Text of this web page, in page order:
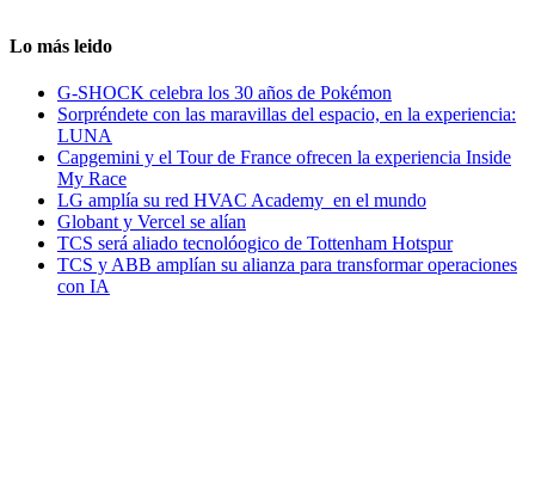
Lo más leido
G-SHOCK celebra los 30 años de Pokémon
Sorpréndete con las maravillas del espacio, en la experiencia:
LUNA
Capgemini y el Tour de France ofrecen la experiencia Inside
My Race
LG amplía su red HVAC Academy en el mundo
Globant y Vercel se alían
TCS será aliado tecnolóogico de Tottenham Hotspur
TCS y ABB amplían su alianza para transformar operaciones
con IA